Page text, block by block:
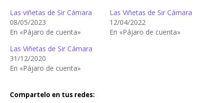
Las viñetas de Sir Cámara
08/05/2023
En «Pájaro de cuenta»
Las Viñetas de Sir Cámara
12/04/2022
En «Pájaro de cuenta»
Las Viñetas de Sir Cámara
31/12/2020
En «Pájaro de cuenta»
Compartelo en tus redes: